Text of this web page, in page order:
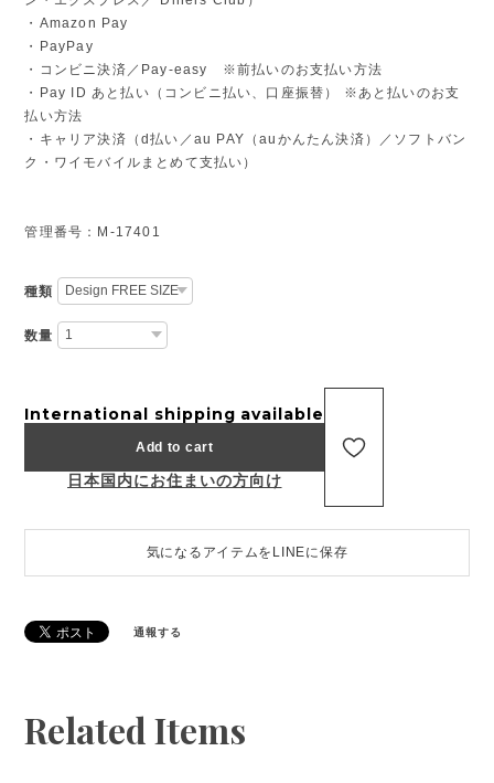
・Amazon Pay
・PayPay
・コンビニ決済／Pay-easy ※前払いのお支払い方法
・Pay ID あと払い（コンビニ払い、口座振替） ※あと払いのお支
払い方法
・キャリア決済（d払い／au PAY（auかんたん決済）／ソフトバン
ク・ワイモバイルまとめて支払い）
管理番号：M-17401
種類
数量
International shipping available
Add to cart
日本国内にお住まいの方向け
気になるアイテムをLINEに保存
通報する
Related Items